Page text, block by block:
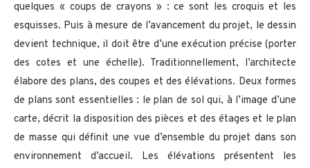
quelques « coups de crayons » : ce sont les croquis et les
esquisses. Puis à mesure de l’avancement du projet, le dessin
devient technique, il doit être d’une exécution précise (porter
des cotes et une échelle). Traditionnellement, l’architecte
élabore des plans, des coupes et des élévations. Deux formes
de plans sont essentielles : le plan de sol qui, à l’image d’une
carte, décrit la disposition des pièces et des étages et le plan
de masse qui définit une vue d’ensemble du projet dans son
environnement d’accueil. Les élévations présentent les